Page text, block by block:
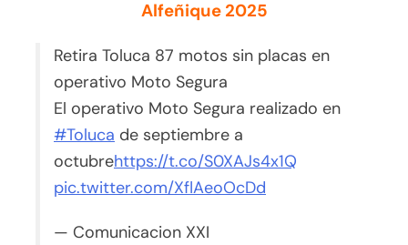
Alfeñique 2025
Retira Toluca 87 motos sin placas en
operativo Moto Segura
El operativo Moto Segura realizado en
#Toluca de septiembre a
octubrehttps://t.co/S0XAJs4x1Q
pic.twitter.com/XflAeoOcDd
— Comunicacion XXI